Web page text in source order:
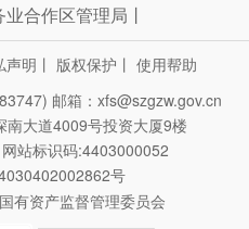
合作区管理局 丨
声明 丨 版权保护 丨 使用帮助
邮箱：xfs@szgzw.gov.cn
大道4009号投资大厦9楼
网站标识码:4403000052
号
有资产监督管理委员会